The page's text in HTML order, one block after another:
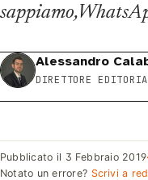
Alessandro
DIRETTORE
Pubblicato il 3 Febbraio 2019·
Notato un errore? Scrivi a